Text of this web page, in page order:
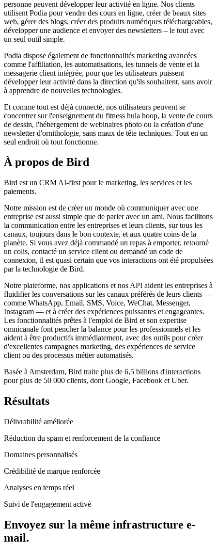
personne peuvent développer leur activité en ligne. Nos clients
utilisent Podia pour vendre des cours en ligne, créer de beaux sites
web, gérer des blogs, créer des produits numériques téléchargeables,
développer une audience et envoyer des newsletters – le tout avec
un seul outil simple.
Podia dispose également de fonctionnalités marketing avancées
comme l'affiliation, les automatisations, les tunnels de vente et la
messagerie client intégrée, pour que les utilisateurs puissent
développer leur activité dans la direction qu'ils souhaitent, sans avoir
à apprendre de nouvelles technologies.
Et comme tout est déjà connecté, nos utilisateurs peuvent se
concentrer sur l'enseignement du fitness hula hoop, la vente de cours
de dessin, l'hébergement de webinaires photo ou la création d'une
newsletter d'ornithologie, sans maux de tête techniques. Tout en un
seul endroit où tout fonctionne.
À propos de Bird
Bird est un CRM AI-first pour le marketing, les services et les
paiements.
Notre mission est de créer un monde où communiquer avec une
entreprise est aussi simple que de parler avec un ami. Nous facilitons
la communication entre les entreprises et leurs clients, sur tous les
canaux, toujours dans le bon contexte, et aux quatre coins de la
planète. Si vous avez déjà commandé un repas à emporter, retourné
un colis, contacté un service client ou demandé un code de
connexion, il est quasi certain que vos interactions ont été propulsées
par la technologie de Bird.
Notre plateforme, nos applications et nos API aident les entreprises à
fluidifier les conversations sur les canaux préférés de leurs clients —
comme WhatsApp, Email, SMS, Voice, WeChat, Messenger,
Instagram — et à créer des expériences puissantes et engageantes.
Les fonctionnalités prêtes à l'emploi de Bird et son expertise
omnicanale font pencher la balance pour les professionnels et les
aident à être productifs immédiatement, avec des outils pour créer
d'excellentes campagnes marketing, des expériences de service
client ou des processus métier automatisés.
Basée à Amsterdam, Bird traite plus de 6,5 billions d'interactions
pour plus de 50 000 clients, dont Google, Facebook et Uber.
Résultats
Délivrabilité améliorée
Réduction du spam et renforcement de la confiance
Domaines personnalisés
Crédibilité de marque renforcée
Analyses en temps réel
Suivi de l'engagement activé
Envoyez sur la même infrastructure e-
mail.